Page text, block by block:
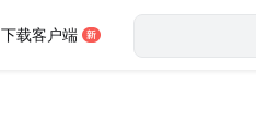
下载客户端